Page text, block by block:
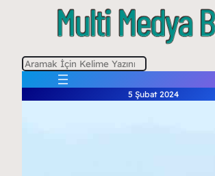
A
a
5 Şubat 2024